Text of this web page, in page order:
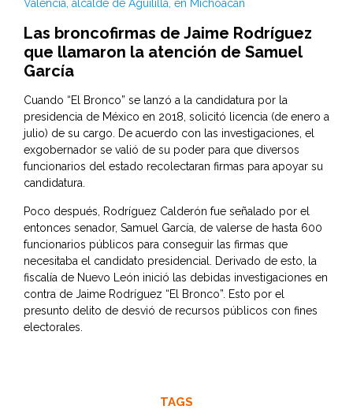
Valencia, alcalde de Aguililla, en Michoacán
Las broncofirmas de Jaime Rodríguez
que llamaron la atención de Samuel
García
Cuando “El Bronco” se lanzó a la candidatura por la
presidencia de México en 2018, solicitó licencia (de enero a
julio) de su cargo. De acuerdo con las investigaciones, el
exgobernador se valió de su poder para que diversos
funcionarios del estado recolectaran firmas para apoyar su
candidatura.
Poco después, Rodríguez Calderón fue señalado por el
entonces senador, Samuel García, de valerse de hasta 600
funcionarios públicos para conseguir las firmas que
necesitaba el candidato presidencial. Derivado de esto, la
fiscalía de Nuevo León inició las debidas investigaciones en
contra de Jaime Rodríguez “El Bronco”. Esto por el
presunto delito de desvió de recursos públicos con fines
electorales.
TAGS